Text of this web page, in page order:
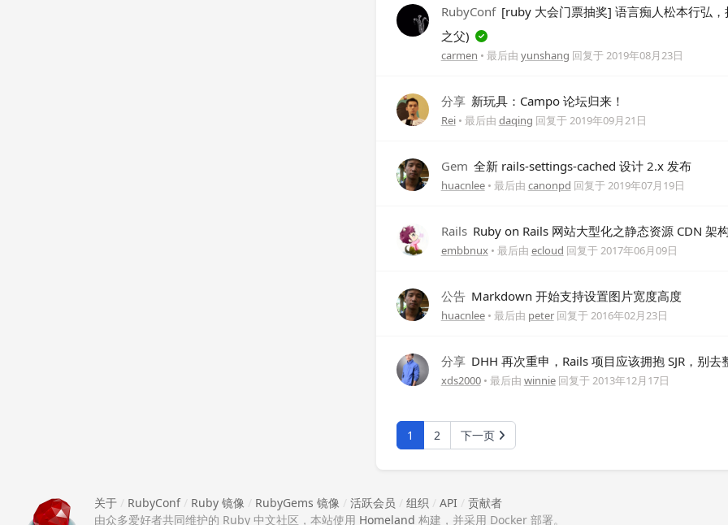
RubyConf [ruby 大会门票抽奖] 语言痴人松本行弘
之父)
carmen • 最后由 yunshang 回复于2019年08月23日
分享 新玩具：Campo 论坛归来！
Rei • 最后由 daqing 回复于2019年09月21日
Gem 全新 rails-settings-cached 设计 2.x 发布
huacnlee • 最后由 canonpd 回复于2019年07月19日
Rails Ruby on Rails 网站大型化之静态资源 CDN 架构
embbnux • 最后由 ecloud 回复于2017年06月09日
公告 Markdown 开始支持设置图片宽度高度
huacnlee • 最后由 peter回复于2016年02月23日
分享 DHH 再次重申，Rails 项目应该拥抱 SJR，别去
xds2000 • 最后由 winnie回复于2013年12月17日
1 2 下一页
关于 / RubyConf/ Ruby 镜像 / RubyGems 镜像 / 活跃会员 / 组织 / API / 贡献者
由众多爱好者共同维护的 Ruby 中文社区，本站使用 Homeland 构建，并采用 Docker 部署。